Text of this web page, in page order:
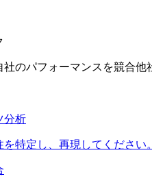
のパフォーマンスを競合他
分析
特定し、再現してください。